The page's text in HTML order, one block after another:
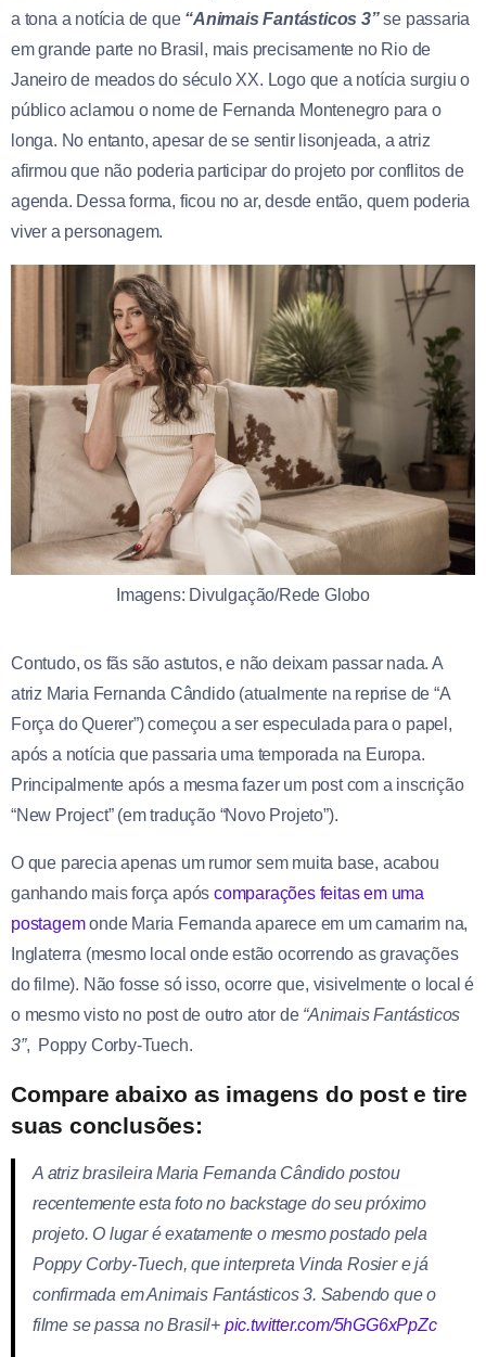
a tona a notícia de que “Animais Fantásticos 3”se passaria
em grande parte no Brasil, mais precisamente no Rio de
Janeiro de meados do século XX. Logo que a notícia surgiu o
público aclamou o nome de Fernanda Montenegro para o
longa. No entanto, apesar de se sentir lisonjeada, a atriz
afirmou que não poderia participar do projeto por conflitos de
agenda. Dessa forma, ficou no ar, desde então, quem poderia
viver a personagem.
Imagens: Divulgação/Rede Globo
Contudo, os fãs são astutos, e não deixam passar nada. A
atriz Maria Fernanda Cândido (atualmente na reprise de “A
Força do Querer”) começou a ser especulada para o papel,
após a notícia que passaria uma temporada na Europa.
Principalmente após a mesma fazer um post com a inscrição
“New Project” (em tradução “Novo Projeto”).
O que parecia apenas um rumor sem muita base, acabou
ganhando mais força após comparações feitas em uma
postagemonde Maria Fernanda aparece em um camarim na,
Inglaterra (mesmo local onde estão ocorrendo as gravações
do filme). Não fosse só isso, ocorre que, visivelmente o local é
o mesmo visto no post de outro ator de “Animais Fantásticos
3”, Poppy Corby-Tuech.
Compare abaixo as imagens do post e tire
suas conclusões:
A atriz brasileira Maria Fernanda Cândido postou
recentemente esta foto no backstage do seu próximo
projeto. O lugar é exatamente o mesmo postado pela
Poppy Corby-Tuech, que interpreta Vinda Rosier e já
confirmada em Animais Fantásticos 3. Sabendo que o
filme se passa no Brasil+ pic.twitter.com/5hGG6xPpZc